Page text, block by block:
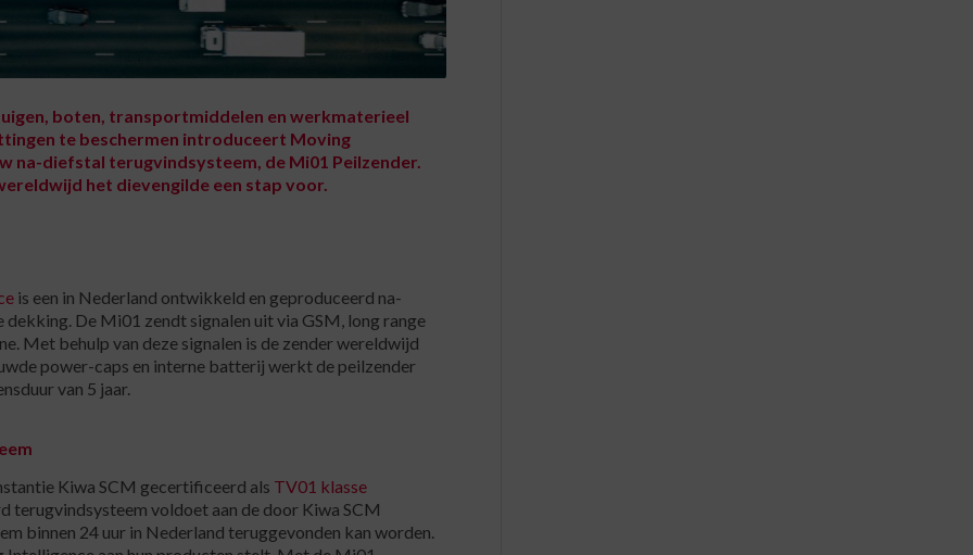
boten, transportmiddelen en werkmaterieel
te beschermen introduceert Moving
na-diefstal terugvindsysteem, de Mi01 Peilzender.
het dievengilde een stap voor.
is een in Nederland ontwikkeld en geproduceerd na-
De Mi01 zendt signalen uit via GSM, long range
Met behulp van deze signalen is de zender wereldwijd
power-caps en interne batterij werkt de peilzender
van 5 jaar.
Kiwa SCM gecertificeerd als TV01 klasse
terugvindsysteem voldoet aan de door Kiwa SCM
binnen 24 uur in Nederland teruggevonden kan worden.